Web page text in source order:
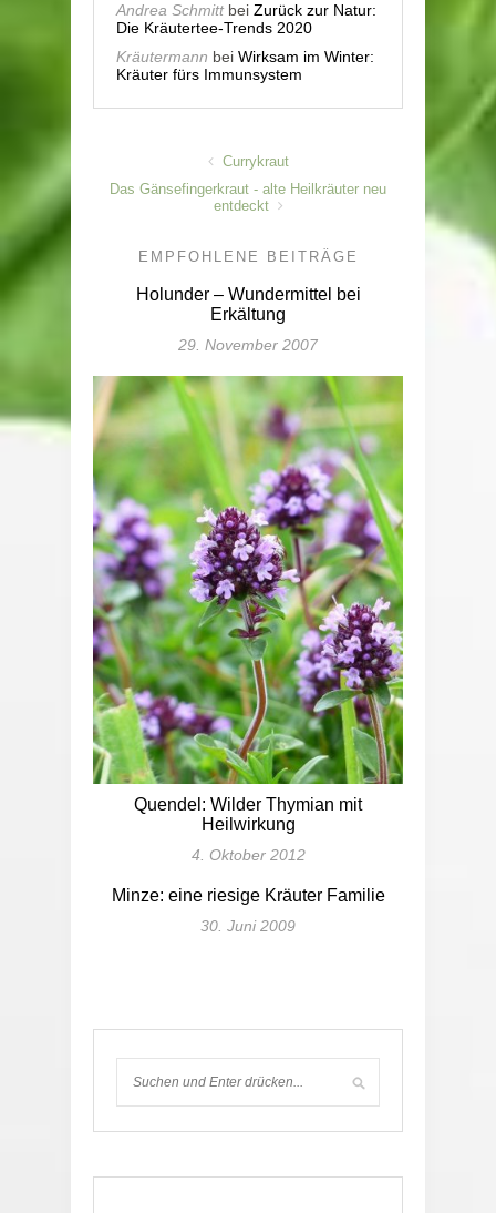
Andrea Schmittbei Zurück zur Natur:
Die Kräutertee-Trends 2020
Kräutermann bei Wirksam im Winter:
Kräuter fürs Immunsystem
Currykraut
Das Gänsefingerkraut - alte Heilkräuter neu
entdeckt
EMPFOHLENE BEITRÄGE
Holunder – Wundermittel bei
Erkältung
29. November 2007
Quendel: Wilder Thymian mit
Heilwirkung
4. Oktober 2012
Minze: eine riesige Kräuter Familie
30. Juni 2009